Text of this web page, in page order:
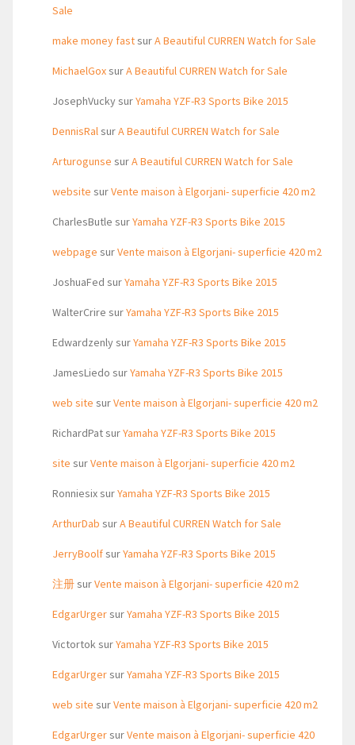
Sale
make money fastsurA Beautiful CURREN Watch for Sale
MichaelGoxsurA Beautiful CURREN Watch for Sale
JosephVuckysurYamaha YZF-R3 Sports Bike 2015
DennisRalsurA Beautiful CURREN Watch for Sale
Arturogunse surA Beautiful CURREN Watch for Sale
website surVente maison à Elgorjani- superficie 420 m2
CharlesButle surYamaha YZF-R3 Sports Bike 2015
webpage surVente maison à Elgorjani- superficie 420 m2
JoshuaFed surYamaha YZF-R3 Sports Bike 2015
WalterCrire surYamaha YZF-R3 Sports Bike 2015
EdwardzenlysurYamaha YZF-R3 Sports Bike 2015
JamesLiedo surYamaha YZF-R3 Sports Bike 2015
web site surVente maison à Elgorjani- superficie 420 m2
RichardPatsurYamaha YZF-R3 Sports Bike 2015
site surVente maison à Elgorjani- superficie 420 m2
RonniesixsurYamaha YZF-R3 Sports Bike 2015
ArthurDab surA Beautiful CURREN Watch for Sale
JerryBoolfsurYamaha YZF-R3 Sports Bike 2015
注册surVente maison à Elgorjani- superficie 420 m2
EdgarUrgersurYamaha YZF-R3 Sports Bike 2015
VictortoksurYamaha YZF-R3 Sports Bike 2015
EdgarUrgersurYamaha YZF-R3 Sports Bike 2015
web site surVente maison à Elgorjani- superficie 420 m2
EdgarUrgersurVente maison à Elgorjani- superficie 420